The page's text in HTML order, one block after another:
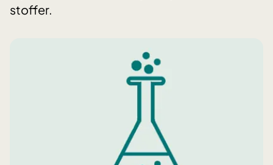
stoffer.